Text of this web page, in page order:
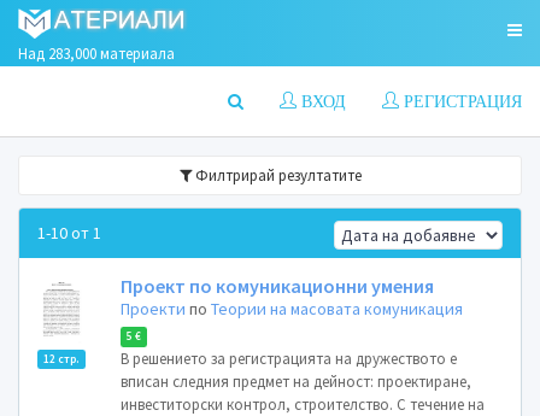
Над 283,000 материала
РЕГИСТРАЦИЯ
ВХОД
Филтрирай резултатите
1-10 от 1
12 стр.
Проект по комуникационни умения
Проекти поТеории на масовата комуникация
5 €
В решението за регистрацията на дружеството е
вписан следния предмет на дейност: проектиране,
инвеститорски контрол, строителство. С течение на